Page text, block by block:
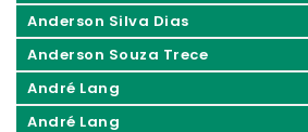
Anderson Silva Dias
Anderson Souza Trece
André Lang
André Lang